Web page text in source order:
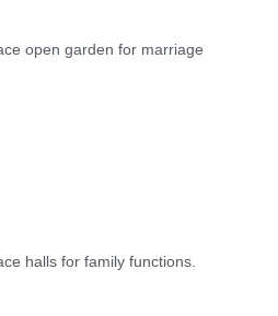
open garden for marriage
halls for family functions.